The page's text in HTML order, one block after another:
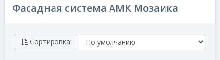
Фасадная система АМК Мозаика
Сортировка: